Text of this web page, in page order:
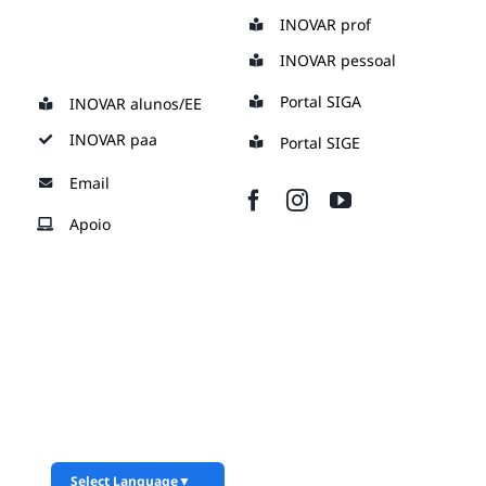
content
INOVAR prof
INOVAR pessoal
INOVAR alunos/EE
INOVAR paa
Portal SIGA
Portal SIGE
Email
Apoio
Select Language▼